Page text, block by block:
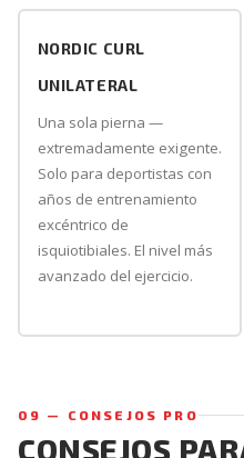
NORDIC CURL
UNILATERAL
Una sola pierna —
extremadamente exigente.
Solo para deportistas con
años de entrenamiento
excéntrico de
isquiotibiales. El nivel más
avanzado del ejercicio.
09 — CONSEJOS PRO
CONSEJOS